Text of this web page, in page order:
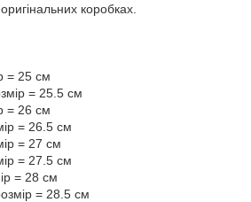
коробках.
= 25 см
= 25.5 см
= 26 см
= 26.5 см
= 27 см
= 27.5 см
= 28 см
= 28.5 см